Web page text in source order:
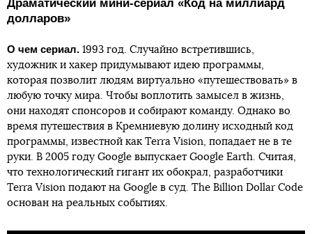
Драматический мини-сериал «Код на миллиард
долларов»
О чем сериал. 1993 год. Случайно встретившись,
художник и хакер придумывают идею программы,
которая позволит людям виртуально «путешествовать» в
любую точку мира. Чтобы воплотить замысел в жизнь,
они находят спонсоров и собирают команду. Однако во
время путешествия в Кремниевую долину исходный код
программы, известной как Terra Vision, попадает не в те
руки. В 2005 году Google выпускает Google Earth. Считая,
что технологический гигант их обокрал, разработчики
Terra Vision подают на Google в суд. The Billion Dollar Code
основан на реальных событиях.